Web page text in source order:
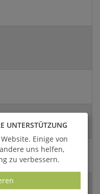
UNTERSTÜTZUNG
Einige von
uns helfen,
zu verbessern.